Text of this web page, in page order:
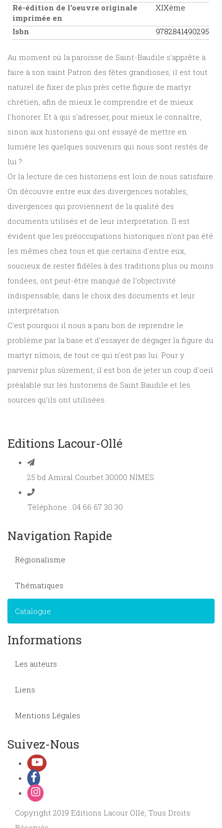
Ré-édition de l'oeuvre originale
imprimée en
XIXème
Isbn 9782841490295
Au moment où la paroisse de Saint-Baudile s'apprête à
faire à son saint Patron des fêtes grandioses, il est tout
naturel de fixer de plus près cette figure de martyr
chrétien, afin de mieux le comprendre et de mieux
l'honorer. Et à qui s'adresser, pour mieux le connaître,
sinon aux historiens qui ont essayé de mettre en
lumière les quelques souvenirs qui nous sont restés de
lui ?
Or la lecture de ces historiens est loin de nous satisfaire.
On découvre entre eux des divergences notables,
divergences qui proviennent de la qualité des
documents utilisés et de leur interprétation. Il est
évident que les préoccupations historiques n'ont pas été
les mêmes chez tous et que certains d'entre eux,
soucieux de rester fidèles à des traditions plus ou moins
fondées, ont peut-être manqué de l'objectivité
indispensable, dans le choix des documents et leur
interprétation.
C'est pourquoi il nous a paru bon de reprendre le
problème par la base et d'essayer de dégager la figure du
martyr nîmois, de tout ce qui n'est pas lui. Pour y
parvenir plus sûrement, il est bon de jeter un coup d'oeil
préalable sur les historiens de Saint Baudile et les
sources qu'ils ont utilisées.
Editions Lacour-Ollé
25 bd Amiral Courbet 30000 NIMES
Téléphone : 04 66 67 30 30
Navigation Rapide
Régionalisme
Thématiques
Catalogue
Informations
Les auteurs
Liens
Mentions Légales
Suivez-Nous
Copyright 2019 Editions Lacour Ollé, Tous Droits